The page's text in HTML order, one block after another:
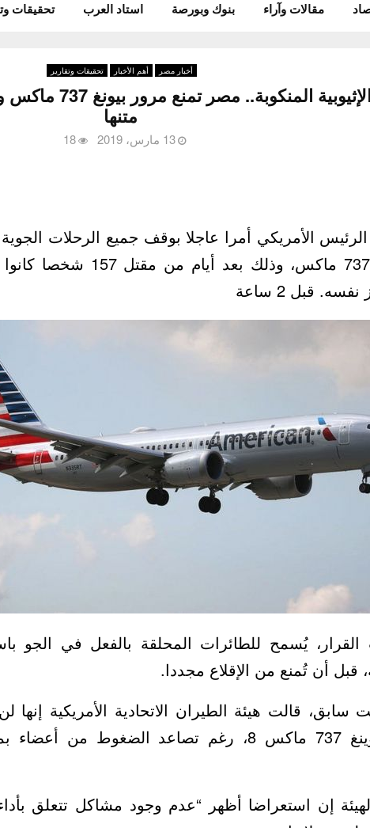
مقالات وآراء بنوك وبورصة استاد العرب تحقيقات
أخبار مصر أهم الأخبار تحقيقات وتقارير
الطائرة
متنها
13 مارس، 2019 18
الأمريكي أمرا عاجلا بوقف جميع الرحلات
بوينغ 737 ماكس، وذلك
قبل 2 ساعة
يُسمح للطائرات المحلقة بالفعل في الجو
قبل أن تُمنع من الإقلاع مجددا.
قالت هيئة الطيران الاتحادية الأمريكية
طراز بوينغ 737 ماكس 8، رغم تصاعد الضغوط
إن استعراضا أظهر “عدم وجود مشاكل تتعلق